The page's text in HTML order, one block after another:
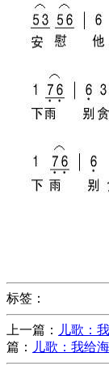
标签：
上一篇： 儿歌：
篇：
儿歌：我给